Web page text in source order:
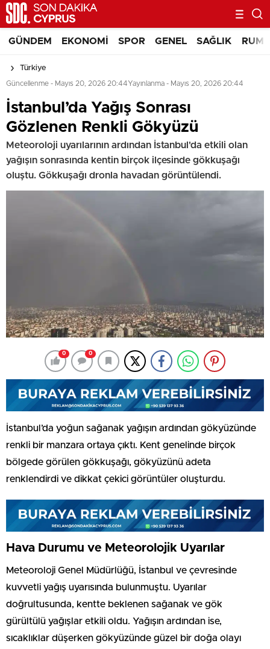
GÜNDEM EKONOMI SPOR GENEL SAĞLIK RUM
Türkiye
Güncellenme - Mayıs 20, 2026 20:44Yayınlanma - Mayıs 20, 2026 20:44
İstanbul’da Yağış Sonrası
Gözlenen Renkli Gökyüzü
Meteoroloji uyarılarının ardından İstanbul'da etkili olan
yağışın sonrasında kentin birçok ilçesinde gökkuşağı
oluştu. Gökkuşağı dronla havadan görüntülendi.
0 0
İstanbul’da yoğun sağanak yağışın ardından gökyüzünde
renkli bir manzara ortaya çıktı. Kent genelinde birçok
bölgede görülen gökkuşağı, gökyüzünü adeta
renklendirdi ve dikkat çekici görüntüler oluşturdu.
Hava Durumu ve Meteorolojik Uyarılar
Meteoroloji Genel Müdürlüğü, İstanbul ve çevresinde
kuvvetli yağış uyarısında bulunmuştu. Uyarılar
doğrultusunda, kentte beklenen sağanak ve gök
gürültülü yağışlar etkili oldu. Yağışın ardından ise,
sıcaklıklar düşerken gökyüzünde güzel bir doğa olayı